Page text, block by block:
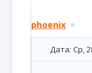
phoenix
Дата: Ср,